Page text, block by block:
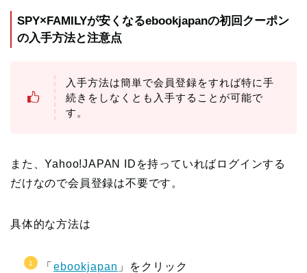
SPY×FAMILYが安くなるebookjapanの初回クーポン
の入手方法と注意点
入手方法は簡単で会員登録をすれば特に手
続きをしなくとも入手することが可能で
す。
また、Yahoo!JAPAN IDを持っていればログインする
だけなので会員登録は不要です。
具体的な方法は
「 ebookjapan 」をクリック